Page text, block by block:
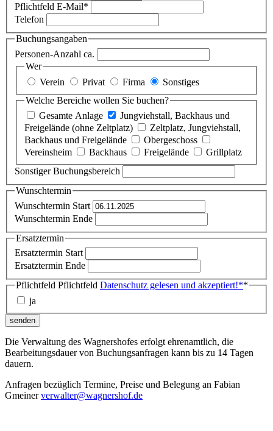
Pflichtfeld E-Mail*
Telefon
Buchungsangaben
Personen-Anzahl ca.
Wer
Verein
Privat Firma
Sonstiges
Welche Bereiche wollen Sie buchen?
Gesamte Anlage
Jungviehstall, Backhaus und
Freigelände (ohne Zeltplatz)
Zeltplatz, Jungviehstall,
Backhaus und Freigelände
Obergeschoss
Vereinsheim
Backhaus Freigelände
Grillplatz
Sonstiger Buchungsbereich
Wunschtermin
Wunschtermin Start
Wunschtermin Ende
Ersatztermin
Ersatztermin Start
Ersatztermin Ende
Pflichtfeld Pflichtfeld Datenschutz gelesen und akzeptiert!**
ja
senden
Die Verwaltung des Wagnershofes erfolgt ehrenamtlich, die
Bearbeitungsdauer von Buchungsanfragen kann bis zu 14 Tagen
dauern.
Anfragen bezüglich Termine, Preise und Belegung an Fabian
Gmeinerverwalter@wagnershof.de